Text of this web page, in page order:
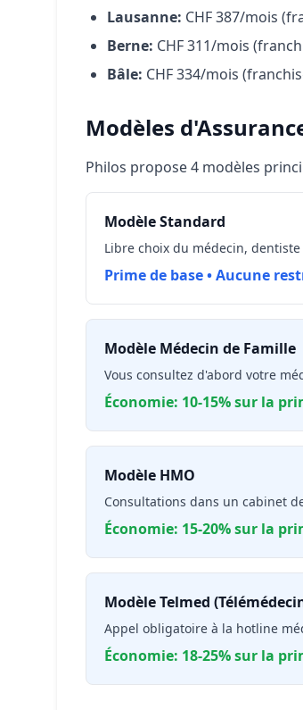
Lausanne: CHF 387/mois
Berne: CHF 311/mois
Bâle: CHF 334/mois
Modèles
Philos propose 4 modèles
Modèle Standard
Libre choix du médecin,
Prime de base • Aucune
Modèle Médecin de Famille
Vous consultez d'abord votre
Économie: 10-15% sur la
Modèle HMO
Consultations dans un cabinet
Économie: 15-20% sur la
Modèle Telmed
Appel obligatoire à la hotline
Économie: 18-25% sur la